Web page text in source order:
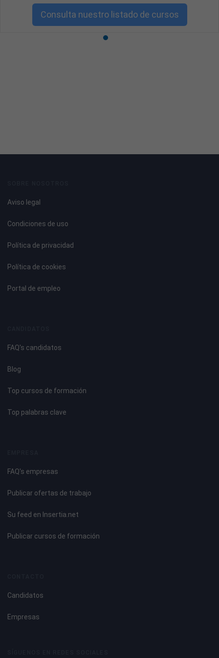
Requisitos mínimos:
Consulta nuestro listado de cursos
Aviso legal
Condiciones de uso
Política de privacidad
Política de cookies
Portal de empleo
FAQ's candidatos
Blog
Top cursos de formación
Top palabras clave
FAQ's empresas
Publicar ofertas de trabajo
Su feed en Insertia.net
Publicar cursos de formación
Candidatos
Empresas